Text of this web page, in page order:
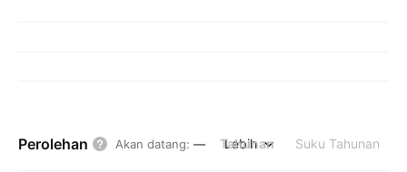
Perolehan Akan datang: — Tahunan Suku Tahunan
Lebih